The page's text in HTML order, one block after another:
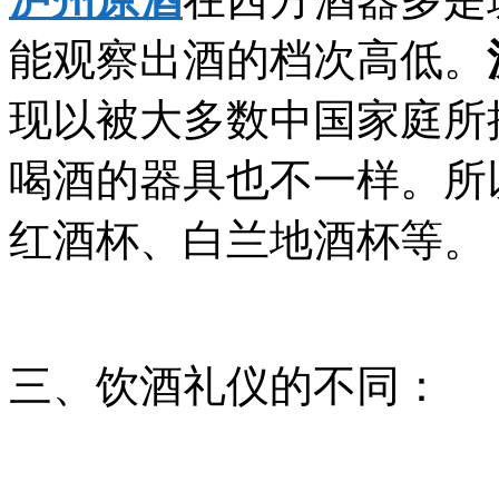
能观察出酒的档次高低。
现以被大多数中国家庭
喝酒的器具也不一样。
红酒杯、白兰地酒杯等。
三、饮酒礼仪的不同：